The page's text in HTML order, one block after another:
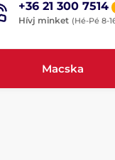
+36 21 300 7514
Hívj minket (Hé-Pé 8-
Macska